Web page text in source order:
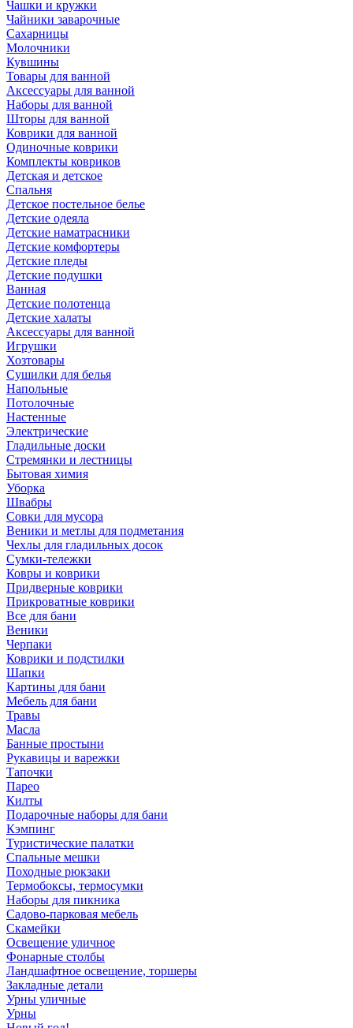
Чашки и кружки
Чайники заварочные
Сахарницы
Молочники
Кувшины
Товары для ванной
Аксессуары для ванной
Наборы для ванной
Шторы для ванной
Коврики для ванной
Одиночные коврики
Комплекты ковриков
Детская и детское
Спальня
Детское постельное белье
Детские одеяла
Детские наматрасники
Детские комфортеры
Детские пледы
Детские подушки
Ванная
Детские полотенца
Детские халаты
Аксессуары для ванной
Игрушки
Хозтовары
Сушилки для белья
Напольные
Потолочные
Настенные
Электрические
Гладильные доски
Стремянки и лестницы
Бытовая химия
Уборка
Швабры
Совки для мусора
Веники и метлы для подметания
Чехлы для гладильных досок
Сумки-тележки
Ковры и коврики
Придверные коврики
Прикроватные коврики
Все для бани
Веники
Черпаки
Коврики и подстилки
Шапки
Картины для бани
Мебель для бани
Травы
Масла
Банные простыни
Рукавицы и варежки
Тапочки
Парео
Килты
Подарочные наборы для бани
Кэмпинг
Туристические палатки
Спальные мешки
Походные рюкзаки
Термобоксы, термосумки
Наборы для пикника
Садово-парковая мебель
Скамейки
Освещение уличное
Фонарные столбы
Ландшафтное освещение, торшеры
Закладные детали
Урны уличные
Урны